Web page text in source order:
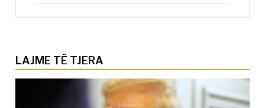
LAJME TË TJERA